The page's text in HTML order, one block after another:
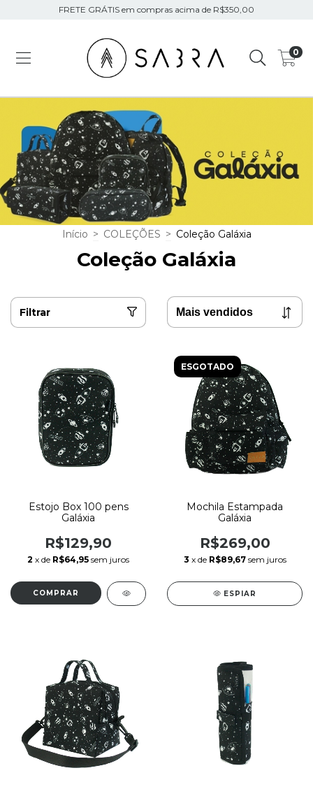
FRETE GRÁTIS em compras acima de R$350,00
0
Início > COLEÇÕES > Coleção Galáxia
Coleção Galáxia
Filtrar
Estojo Box 100 pens
Galáxia
R$129,90
2 x de R$64,95 sem juros
ESGOTADO
Mochila Estampada
Galáxia
R$269,00
3 x de R$89,67 sem juros
ESPIAR